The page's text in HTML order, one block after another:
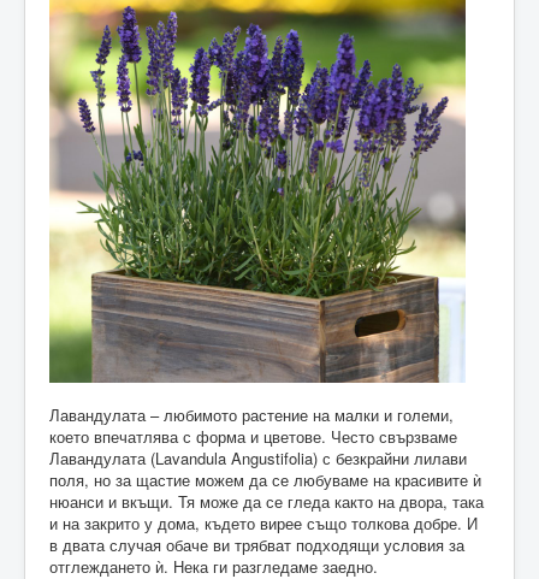
Лавандулата – любимото растение на малки и големи,
което впечатлява с форма и цветове. Често свързваме
Лавандулата (Lavandula Angustifolia) с безкрайни лилави
поля, но за щастие можем да се любуваме на красивите ѝ
нюанси и вкъщи. Тя може да се гледа както на двора, така
и на закрито у дома, където вирее също толкова добре. И
в двата случая обаче ви трябват подходящи условия за
отглеждането ѝ. Нека ги разгледаме заедно.